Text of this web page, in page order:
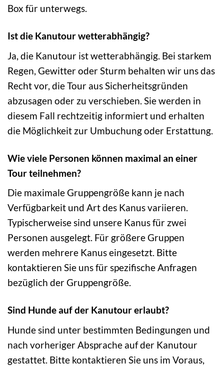
Box für unterwegs.
Ist die Kanutour wetterabhängig?
Ja, die Kanutour ist wetterabhängig. Bei starkem
Regen, Gewitter oder Sturm behalten wir uns das
Recht vor, die Tour aus Sicherheitsgründen
abzusagen oder zu verschieben. Sie werden in
diesem Fall rechtzeitig informiert und erhalten
die Möglichkeit zur Umbuchung oder Erstattung.
Wie viele Personen können maximal an einer
Tour teilnehmen?
Die maximale Gruppengröße kann je nach
Verfügbarkeit und Art des Kanus variieren.
Typischerweise sind unsere Kanus für zwei
Personen ausgelegt. Für größere Gruppen
werden mehrere Kanus eingesetzt. Bitte
kontaktieren Sie uns für spezifische Anfragen
bezüglich der Gruppengröße.
Sind Hunde auf der Kanutour erlaubt?
Hunde sind unter bestimmten Bedingungen und
nach vorheriger Absprache auf der Kanutour
gestattet. Bitte kontaktieren Sie uns im Voraus,